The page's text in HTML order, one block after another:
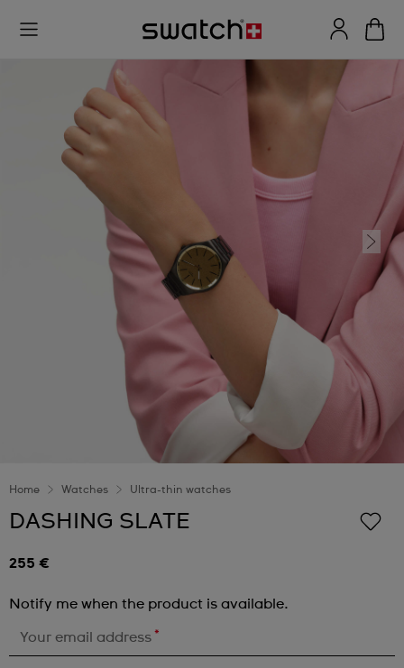
Home Watches Ultra-thin watches
DASHING SLATE
255 €
Notify me when the product is available.
Your email address *